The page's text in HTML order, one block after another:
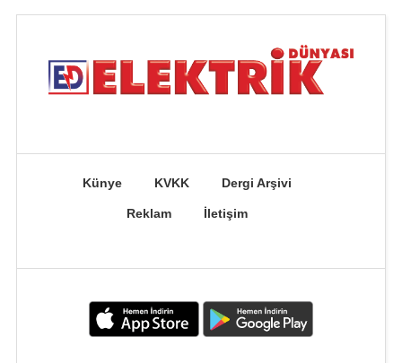
Künye KVKK Dergi Arşivi
Reklam İletişim